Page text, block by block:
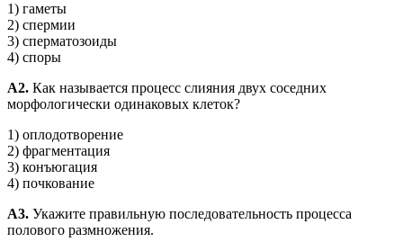
1) гаметы
2) спермии
3) сперматозоиды
4) споры
А2. Как называется процесс слияния двух соседних
морфологически одинаковых клеток?
1) оплодотворение
2) фрагментация
3) конъюгация
4) почкование
А3. Укажите правильную последовательность процесса
полового размножения.